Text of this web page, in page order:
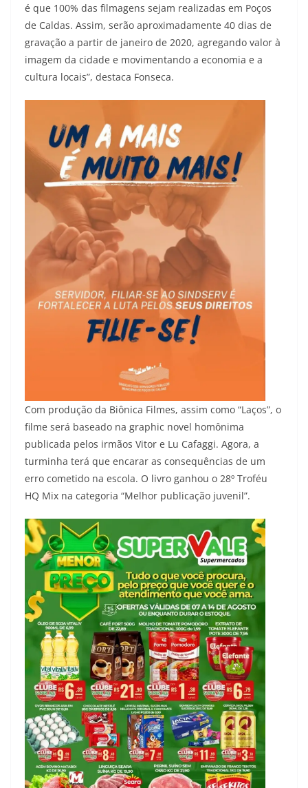
é que 100% das filmagens sejam realizadas em Poços
de Caldas. Assim, serão aproximadamente 40 dias de
gravação a partir de janeiro de 2020, agregando valor à
imagem da cidade e movimentando a economia e a
cultura locais”, destaca Fonseca.
Com produção da Biônica Filmes, assim como “Laços”, o
filme será baseado na graphic novel homônima
publicada pelos irmãos Vitor e Lu Cafaggi. Agora, a
turminha terá que encarar as consequências de um
erro cometido na escola. O livro ganhou o 28º Troféu
HQ Mix na categoria “Melhor publicação juvenil”.